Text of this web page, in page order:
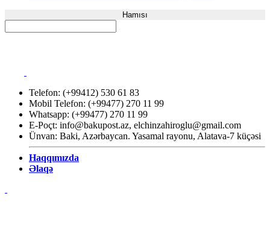
Hamısı
Telefon: (+99412) 530 61 83
Mobil Telefon: (+99477) 270 11 99
Whatsapp: (+99477) 270 11 99
E-Poçt: info@bakupost.az, elchinzahiroglu@gmail.com
Ünvan: Baki, Azərbaycan. Yasamal rayonu, Alatava-7 küçəsi
Haqqımızda
Əlaqə